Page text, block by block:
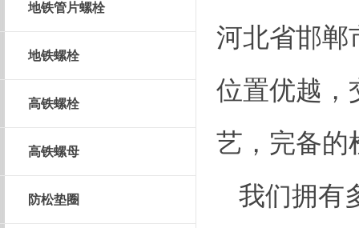
地铁管片螺栓
地铁螺栓
高铁螺栓
高铁螺母
防松垫圈
河北省邯郸
位置优越，
艺，完备的
我们拥有